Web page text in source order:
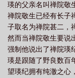
瑛的父亲名叫禅院敬
禅院敬生已经有长子
子取名为禅院甚二，
然而当禅院敬生要说
强制他说出了禅院瑛
瑛是跟随了野良数百
望瑛纪拥有纯澈之心